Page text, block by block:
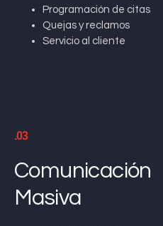
Programación de citas
Quejas y reclamos
Servicio al cliente
.03
Comunicación
Masiva